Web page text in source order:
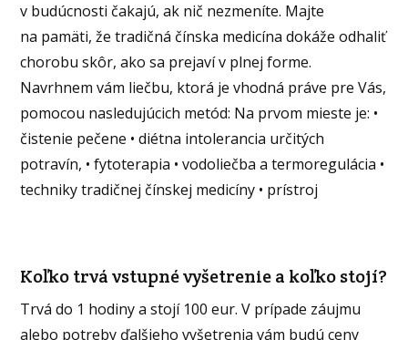
v budúcnosti čakajú, ak nič nezmeníte. Majte
na pamäti, že tradičná čínska medicína dokáže odhaliť
chorobu skôr, ako sa prejaví v plnej forme.
Navrhnem vám liečbu, ktorá je vhodná práve pre Vás,
pomocou nasledujúcich metód: Na prvom mieste je: •
čistenie pečene • diétna intolerancia určitých
potravín, • fytoterapia • vodoliečba a termoregulácia •
techniky tradičnej čínskej medicíny • prístroj
Koľko trvá vstupné vyšetrenie a koľko stojí?
Trvá do 1 hodiny a stojí 100 eur. V prípade záujmu
alebo potreby ďalšieho vyšetrenia vám budú ceny